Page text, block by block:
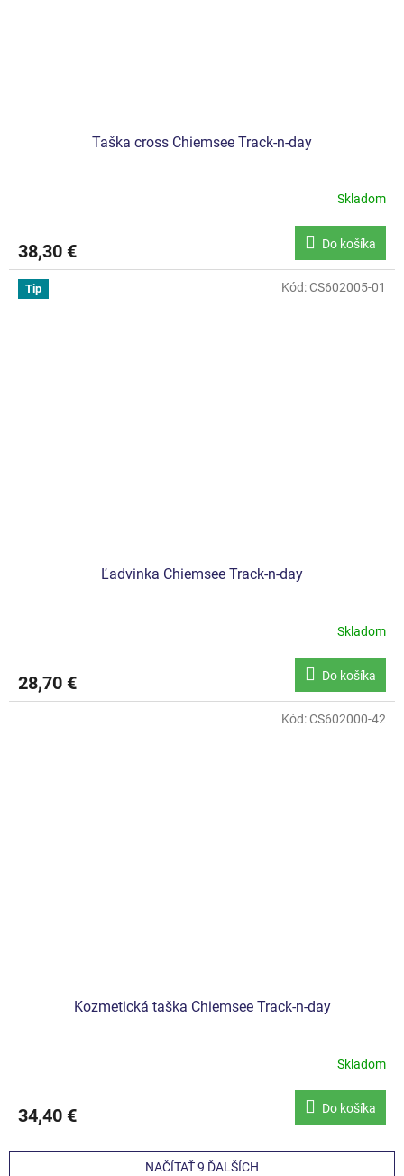
Taška cross Chiemsee Track-n-day
Skladom
38,30 € Do košíka
Tip
Ľadvinka Chiemsee Track-n-day
Skladom
28,70 € Do košíka
Kód:CS602005-01
Kozmetická taška Chiemsee Track-n-day
Skladom
34,40 € Do košíka
Kód:CS602000-42
NAČÍTAŤ 9 ĎALŠÍCH